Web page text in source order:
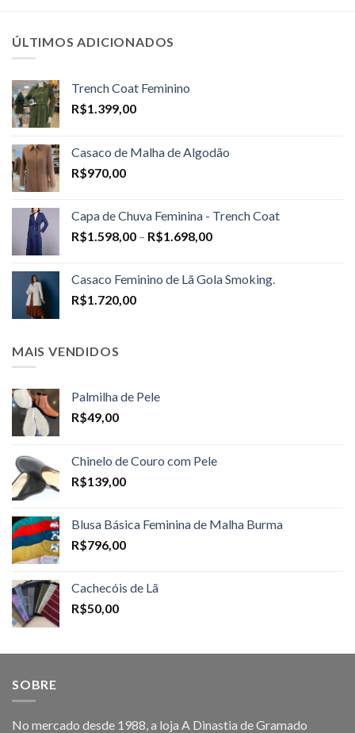
ÚLTIMOS ADICIONADOS
Trench Coat Feminino
R$1.399,00
Casaco de Malha de Algodão
R$970,00
Capa de Chuva Feminina - Trench Coat
R$1.598,00 – R$1.698,00Price
through
Casaco Feminino de Lã Gola Smoking.
R$1.720,00
MAIS VENDIDOS
Palmilha de Pele
R$49,00
Chinelo de Couro com Pele
R$139,00
Blusa Básica Feminina de Malha Burma
R$796,00
Cachecóis de Lã
R$50,00
SOBRE
No mercado desde 1988, a loja A Dinastia de Gramado